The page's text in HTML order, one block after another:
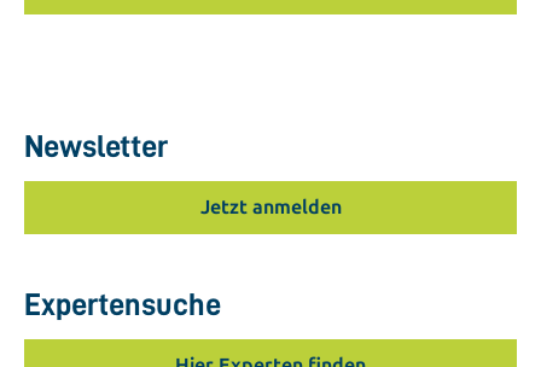
Newsletter
Jetzt anmelden
Expertensuche